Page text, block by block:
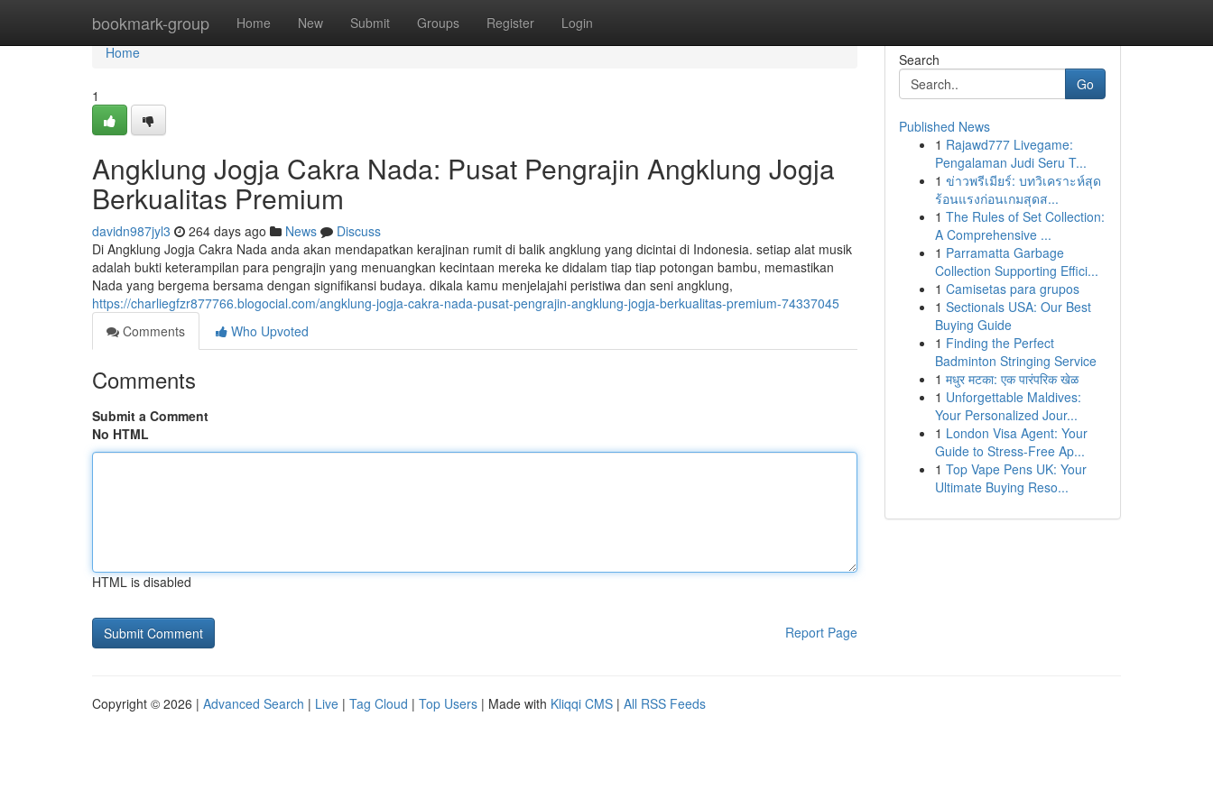
bookmark-group Home New Submit Groups Register Login
Home
Home
1
Angklung Jogja Cakra Nada: Pusat Pengrajin Angklung Jogja
Berkualitas Premium
davidn987jyl3 264 days ago News
Discuss
Di Angklung Jogja Cakra Nada anda akan mendapatkan kerajinan rumit di balik angklung yang dicintai di Indonesia. setiap alat musik
adalah bukti keterampilan para pengrajin yang menuangkan kecintaan mereka ke didalam tiap tiap potongan bambu, memastikan
Nada yang bergema bersama dengan signifikansi budaya. dikala kamu menjelajahi peristiwa dan seni angklung,
https://charliegfzr877766.blogocial.com/angklung-jogja-cakra-nada-pusat-pengrajin-angklung-jogja-berkualitas-premium-74337045
Comments
Who Upvoted
Comments
Submit a Comment
No HTML
HTML is disabled
Report Page
Search
Go
Published News
1 Rajawd777 Livegame:
Pengalaman Judi Seru T...
1 ข่าวพรีเมียร์: บทวิเคราะห์สุด
ร้อนแรงก่อนเกมสุดส...
1 The Rules of Set Collection:
A Comprehensive ...
1 Parramatta Garbage
Collection Supporting Effici...
1 Camisetas para grupos
1 Sectionals USA: Our Best
Buying Guide
1 Finding the Perfect
Badminton Stringing Service
1 मधुर मटका: एक पारंपरिक खेळ
1 Unforgettable Maldives:
Your Personalized Jour...
1 London Visa Agent: Your
Guide to Stress-Free Ap...
1 Top Vape Pens UK: Your
Ultimate Buying Reso...
Copyright © 2026 | Advanced Search | Live | Tag Cloud | Top Users | Made with Kliqqi CMS | All RSS Feeds